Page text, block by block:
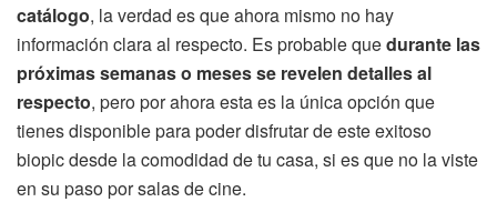
catálogo, la verdad es que ahora mismo no hay
información clara al respecto. Es probable quedurante las
próximas semanas o meses se revelen detalles al
respecto, pero por ahora esta es la única opción que
tienes disponible para poder disfrutar de este exitoso
biopic desde la comodidad de tu casa, si es que no la viste
en su paso por salas de cine.